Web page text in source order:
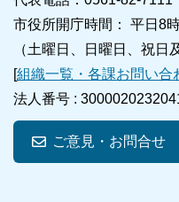
市役所開庁時間： 平日8
（土曜日、日曜日、祝日
[組織一覧・各課お問い合
法人番号 :
ご意見・お問合せ